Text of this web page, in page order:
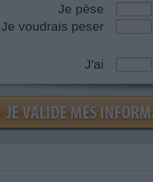
Je pèse
Je voudrais peser
J'ai